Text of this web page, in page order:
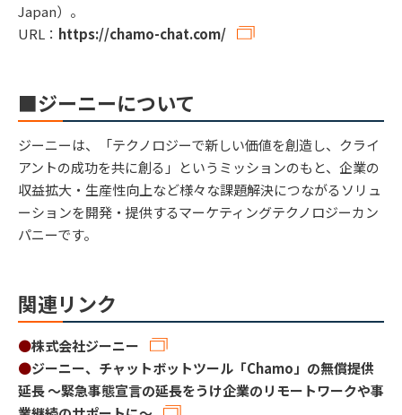
Japan）。
URL： https://chamo-chat.com/
■ジーニーについて
ジーニーは、「テクノロジーで新しい価値を創造し、クライ
アントの成功を共に創る」というミッションのもと、企業の
収益拡大・生産性向上など様々な課題解決につながるソリュ
ーションを開発・提供するマーケティングテクノロジーカン
パニーです。
関連リンク
●株式会社ジーニー
●ジーニー、チャットボットツール「Chamo」の無償提供
延長 ～緊急事態宣言の延長をうけ企業のリモートワークや事